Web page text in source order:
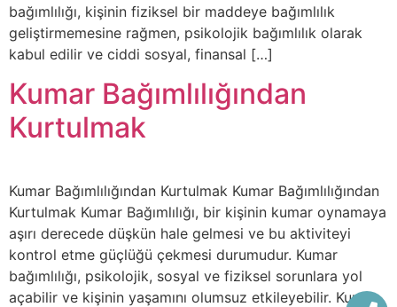
bağımlılığı, kişinin fiziksel bir maddeye bağımlılık
geliştirmemesine rağmen, psikolojik bağımlılık olarak
kabul edilir ve ciddi sosyal, finansal […]
Kumar Bağımlılığından
Kurtulmak
Kumar Bağımlılığından Kurtulmak Kumar Bağımlılığından
Kurtulmak Kumar Bağımlılığı, bir kişinin kumar oynamaya
aşırı derecede düşkün hale gelmesi ve bu aktiviteyi
kontrol etme güçlüğü çekmesi durumudur. Kumar
bağımlılığı, psikolojik, sosyal ve fiziksel sorunlara yol
açabilir ve kişinin yaşamını olumsuz etkileyebilir. Kumar